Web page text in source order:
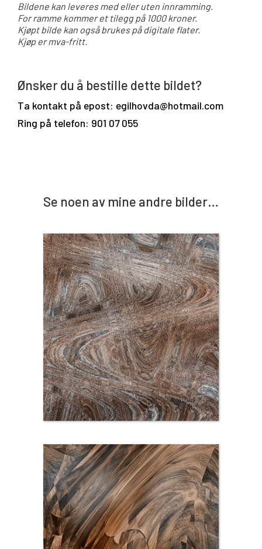
Bildene kan leveres med eller uten innramming.
For ramme kommer et tilegg på 1000 kroner.
Kjøpt bilde kan også brukes på digitale flater.
Kjøp er mva-fritt.
Ønsker du å bestille dette bildet?
Ta kontakt på epost: egilhovda@hotmail.com
Ring på telefon: 901 07 055
Se noen av mine andre bilder…